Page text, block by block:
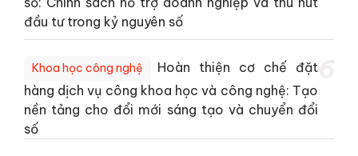
đầu tư trong kỷ nguyên số
Khoa học công nghệ
Hoàn thiện cơ chế đặt
hàng dịch vụ công khoa học và công nghệ: Tạo
nền tảng cho đổi mới sáng tạo và chuyển đổi
số